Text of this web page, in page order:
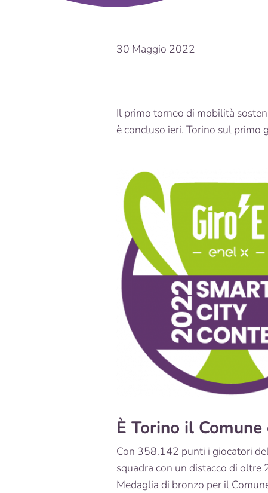
30 Maggio 2022
Il primo torneo di mobilità
è concluso ieri. Torino sul primo
È Torino il
Con 358.142 punti i giocatori
squadra con un distacco di
Medaglia di bronzo per il